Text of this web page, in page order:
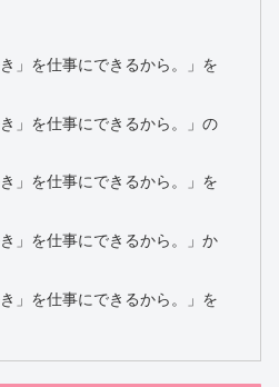
」を仕事にできるから。」を
」を仕事にできるから。」の
」を仕事にできるから。」を
」を仕事にできるから。」か
」を仕事にできるから。」を